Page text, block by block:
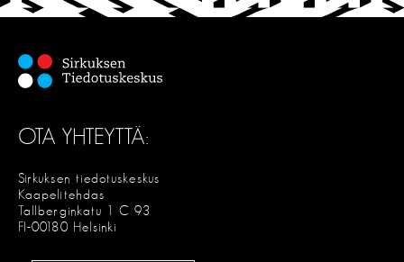
E
OTA YHTEYTTÄ:
Sirkuksen tiedotuskeskus
Kaapelitehdas
Tallberginkatu 1 C 93
FI-00180 Helsinki